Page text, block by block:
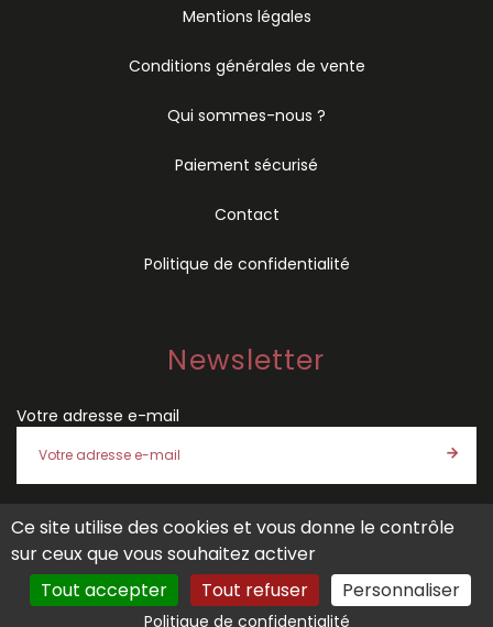
Mentions légales
Conditions générales de vente
Qui sommes-nous ?
Paiement sécurisé
Contact
Politique de confidentialité
Newsletter
Votre adresse e-mail
J'accepte les conditions générales de venteet lapolitique
de confidentialité
Ce site utilise des cookies et vous donne le contrôle
sur ceux que vous souhaitez activer
Tout accepter
Tout refuser Personnaliser
Politique de confidentialité